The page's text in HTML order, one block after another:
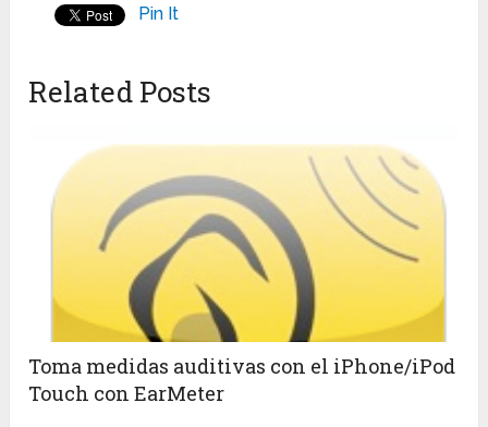
Pin It
Related Posts
Toma medidas auditivas con el iPhone/iPod
Touch con EarMeter